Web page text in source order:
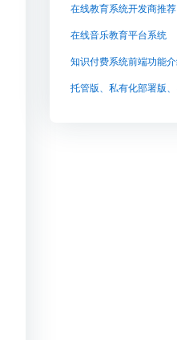
在线教育系统开发商推荐
在线音乐教育平台系统